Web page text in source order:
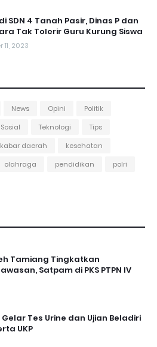
SDN 4 Tanah Pasir, Dinas P dan
Tak Tolerir Guru Kurung Siswa
11, 2023
News Opini
Politik
Sosial Teknologi
Tips
kabar daerah
kesehatan
olahraga pendidikan
polri
Tamiang Tingkatkan
Satpam di PKS PTPN IV
Tes Urine dan Ujian Beladiri
UKP